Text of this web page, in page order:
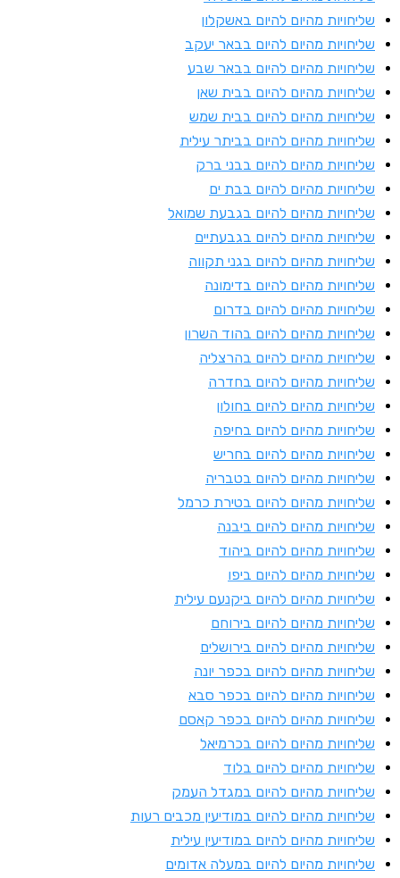
מהיום להיום באשקלון
מהיום להיום בבאר יעקב
מהיום להיום בבאר שבע
מהיום להיום בבית שאן
מהיום להיום בבית שמש
מהיום להיום בביתר עילית
מהיום להיום בבני ברק
מהיום להיום בבת ים
מהיום להיום בגבעת שמואל
מהיום להיום בגבעתיים
מהיום להיום בגני תקווה
מהיום להיום בדימונה
מהיום להיום בדרום
מהיום להיום בהוד השרון
מהיום להיום בהרצליה
מהיום להיום בחדרה
מהיום להיום בחולון
מהיום להיום בחיפה
מהיום להיום בחריש
מהיום להיום בטבריה
מהיום להיום בטירת כרמל
מהיום להיום ביבנה
מהיום להיום ביהוד
מהיום להיום ביפו
מהיום להיום ביקנעם עילית
מהיום להיום בירוחם
מהיום להיום בירושלים
מהיום להיום בכפר יונה
מהיום להיום בכפר סבא
מהיום להיום בכפר קאסם
מהיום להיום בכרמיאל
מהיום להיום בלוד
מהיום להיום במגדל העמק
מהיום להיום במודיעין מכבים רעות
מהיום להיום במודיעין עילית
מהיום להיום במעלה אדומים